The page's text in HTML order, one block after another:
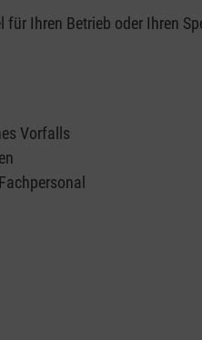
für Ihren Betrieb oder Ihren
Vorfalls